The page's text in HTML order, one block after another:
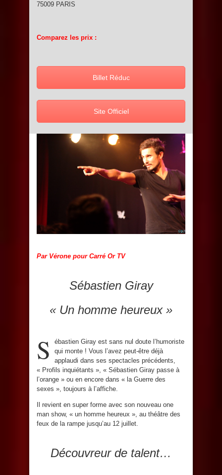
75009 PARIS
Comparez les prix :
Billet Réduc
Site Officiel
Par Vérone pour Carré Or TV
Sébastien Giray
« Un homme heureux »
S
ébastien Giray est sans nul doute l’humoriste
qui monte ! Vous l’avez peut-être déjà
applaudi dans ses spectacles précédents,
« Profils inquiétants », « Sébastien Giray passe à
l’orange » ou en encore dans « la Guerre des
sexes », toujours à l’affiche.
Il revient en super forme avec son nouveau one
man show, « un homme heureux », au théâtre des
feux de la rampe jusqu’au 12 juillet.
Découvreur de talent…